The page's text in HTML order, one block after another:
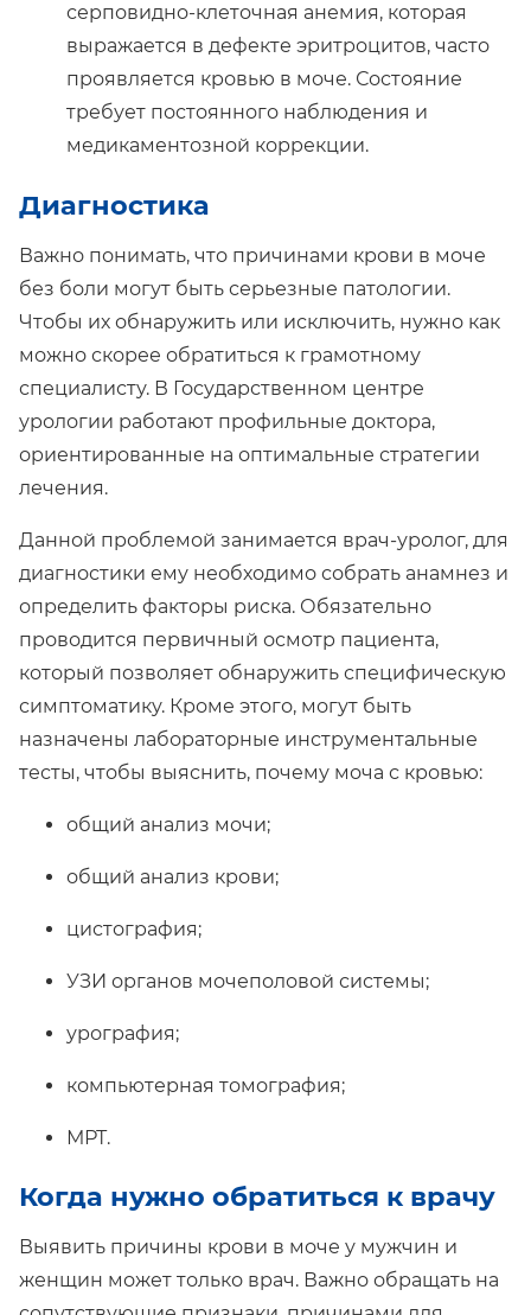
серповидно-клеточная анемия, которая
выражается в дефекте эритроцитов, часто
проявляется кровью в моче. Состояние
требует постоянного наблюдения и
медикаментозной коррекции.
Диагностика
Важно понимать, что причинами крови в моче
без боли могут быть серьезные патологии.
Чтобы их обнаружить или исключить, нужно как
можно скорее обратиться к грамотному
специалисту. В Государственном центре
урологии работают профильные доктора,
ориентированные на оптимальные стратегии
лечения.
Данной проблемой занимается врач-уролог, для
диагностики ему необходимо собрать анамнез и
определить факторы риска. Обязательно
проводится первичный осмотр пациента,
который позволяет обнаружить специфическую
симптоматику. Кроме этого, могут быть
назначены лабораторные инструментальные
тесты, чтобы выяснить, почему моча с кровью:
общий анализ мочи;
общий анализ крови;
цистография;
УЗИ органов мочеполовой системы;
урография;
компьютерная томография;
МРТ.
Когда нужно обратиться к врачу
Выявить причины крови в моче у мужчин и
женщин может только врач. Важно обращать на